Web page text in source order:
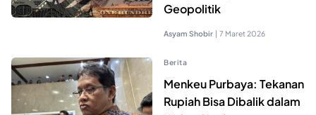
Geopolitik
Asyam Shobir | 7 Maret 2026
Berita
Menkeu Purbaya: Tekanan
Rupiah Bisa Dibalik dalam